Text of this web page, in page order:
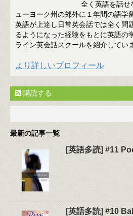
全く英語を話せ
ューヨーク州の郊外に１年間の語学
英語が上達し日常英会話では全く問
るようになった経験をもとに英語の
ライン英会話スクールを紹介してい
より詳しいプロフィール
購読する
最新の記事一覧
[英語多読] #11
[英語多読] #10